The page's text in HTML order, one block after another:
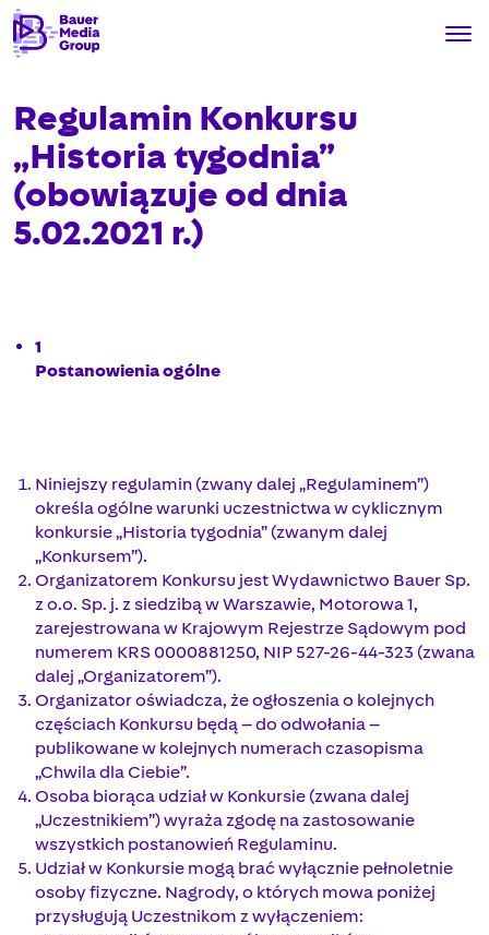
Regulamin Konkursu
„Historia tygodnia”
(obowiązuje od dnia
5.02.2021 r.)
1
Postanowienia ogólne
Niniejszy regulamin (zwany dalej „Regulaminem”)
określa ogólne warunki uczestnictwa w cyklicznym
konkursie „Historia tygodnia” (zwanym dalej
„Konkursem”).
Organizatorem Konkursu jest Wydawnictwo Bauer Sp.
z o.o. Sp. j. z siedzibą w Warszawie, Motorowa 1,
zarejestrowana w Krajowym Rejestrze Sądowym pod
numerem KRS 0000881250, NIP 527-26-44-323 (zwana
dalej „Organizatorem”).
Organizator oświadcza, że ogłoszenia o kolejnych
częściach Konkursu będą – do odwołania –
publikowane w kolejnych numerach czasopisma
„Chwila dla Ciebie”.
Osoba biorąca udział w Konkursie (zwana dalej
„Uczestnikiem”) wyraża zgodę na zastosowanie
wszystkich postanowień Regulaminu.
Udział w Konkursie mogą brać wyłącznie pełnoletnie
osoby fizyczne. Nagrody, o których mowa poniżej
przysługują Uczestnikom z wyłączeniem: